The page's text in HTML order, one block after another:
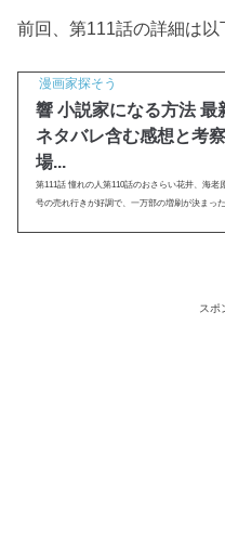
前回、第111話の詳細は以
漫画家探そう
響 小説家になる方法 最
ネタバレ含む感想と考
場...
第111話 憧れの人第110話のおさらい花井、海老
号の売れ行きが好調で、一万部の増刷が決まっ
スポ